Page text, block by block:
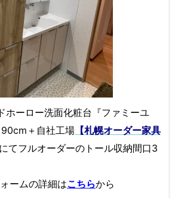
ホーロー洗面化粧台『ファミーユ
90cm＋自社工場 【札幌オーダー家具
にてフルオーダーのトール収納間口3
ームの詳細はこちらから